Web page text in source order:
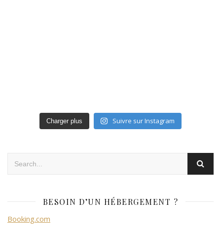
Charger plus Suivre sur Instagram
BESOIN D’UN HÉBERGEMENT ?
Booking.com